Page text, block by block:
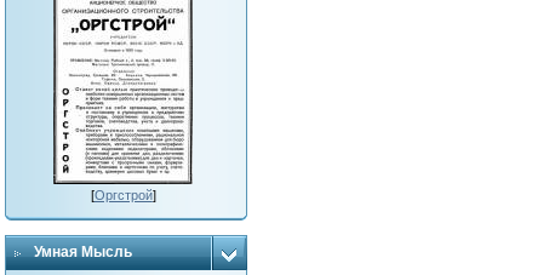
[Оргстрой]
Умная Мысль